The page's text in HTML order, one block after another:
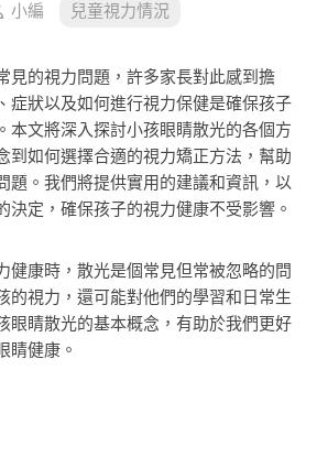
小編 兒童視力情況
見的視力問題，許多家長對此感到擔
症狀以及如何進行視力保健是確保孩子
本文將深入探討小孩眼睛散光的各個方
到如何選擇合適的視力矯正方法，幫助
題。我們將提供實用的建議和資訊，以
決定，確保孩子的視力健康不受影響。
健康時，散光是個常見但常被忽略的問
的視力，還可能對他們的學習和日常生
眼睛散光的基本概念，有助於我們更好
睛健康。